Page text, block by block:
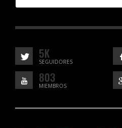
5K
SEGUIDORES
803
MIEMBROS